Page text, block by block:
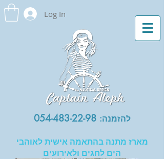
להזמנה: 054-483-22-98
Log In
מארז מתנה בהתאמה אישית לאוהבי
הים לחגים ולאירועים